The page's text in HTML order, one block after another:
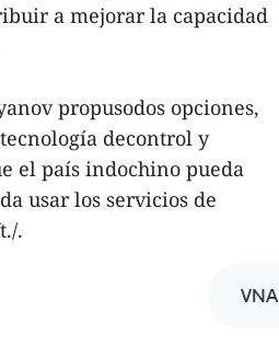
a mejorar la capacidad
propusodos opciones,
decontrol y
el país indochino pueda
usar los servicios de
.
VNA